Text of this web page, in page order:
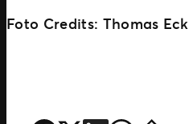
Foto Credits: Thomas